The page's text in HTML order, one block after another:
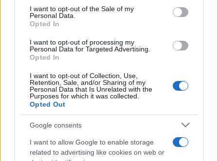
consent section.
I want to opt-out of the Sale of my
Personal Data.
Opted In
I want to opt-out of processing my
Personal Data for Targeted Advertising.
Opted In
I want to opt-out of Collection, Use,
Retention, Sale, and/or Sharing of my
Personal Data that Is Unrelated with the
Purposes for which it was collected.
Opted Out
Google consents
I want to allow Google to enable storage
related to advertising like cookies on web or
2000 /2000
Όροι Χρήσης. Το site προστατεύεται από reCAPTCHA, ισχύουν
Πολιτική Απορρήτου
Αθλητικά
ΓΚΟΛ
ΡΟΜΠΕΡΤΟ ΚΑΡΛΟΣ ΦΙΓΚΟ
Share:
Ακολουθήστε το Νewsit.gr στο
ενημερωθείτε πρώτοι για όλη την ειδησεογραφία και τα
τελευταία νέατης ημέρας